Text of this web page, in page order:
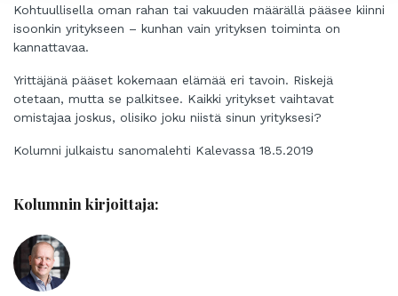
Kohtuullisella oman rahan tai vakuuden määrällä pääsee kiinni
isoonkin yritykseen – kunhan vain yrityksen toiminta on
kannattavaa.
Yrittäjänä pääset kokemaan elämää eri tavoin. Riskejä
otetaan, mutta se palkitsee. Kaikki yritykset vaihtavat
omistajaa joskus, olisiko joku niistä sinun yrityksesi?
Kolumni julkaistu sanomalehti Kalevassa 18.5.2019
Kolumnin kirjoittaja: